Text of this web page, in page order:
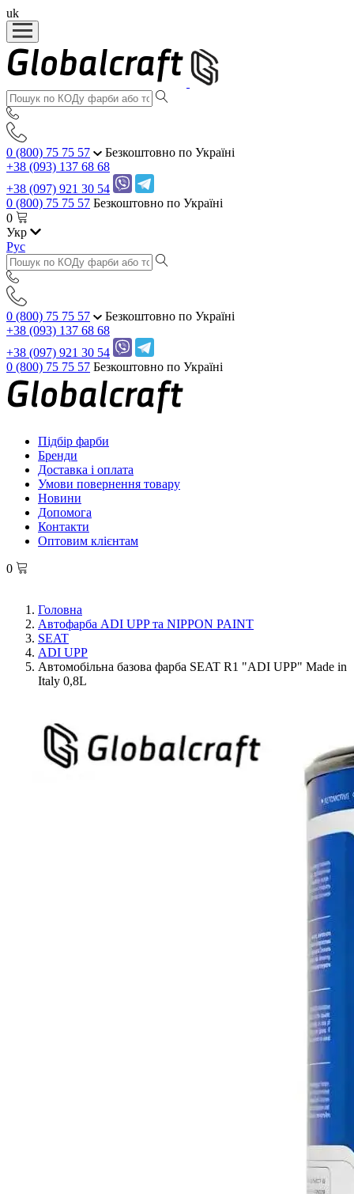
uk
0 (800) 75 75 57
Безкоштовно по Україні
+38 (093) 137 68 68
+38 (097) 921 30 54
0 (800) 75 75 57 Безкоштовно по Україні
0
Укр
Рус
0 (800) 75 75 57
Безкоштовно по Україні
+38 (093) 137 68 68
+38 (097) 921 30 54
0 (800) 75 75 57 Безкоштовно по Україні
Підбір фарби
Бренди
Доставка і оплата
Умови повернення товару
Новини
Допомога
Контакти
Оптовим клієнтам
0
Головна
Автофарба ADI UPP та NIPPON PAINT
SEAT
ADI UPP
Автомобільна базова фарба SEAT R1 "ADI UPP" Made in
Italy 0,8L